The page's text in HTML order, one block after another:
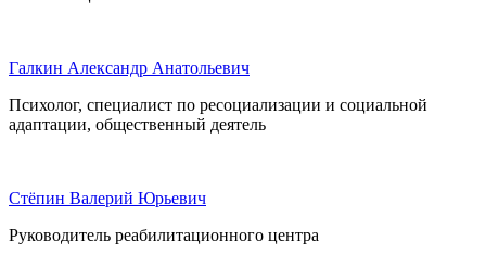
Галкин Александр Анатольевич
Психолог, специалист по ресоциализации и социальной
адаптации, общественный деятель
Стёпин Валерий Юрьевич
Руководитель реабилитационного центра